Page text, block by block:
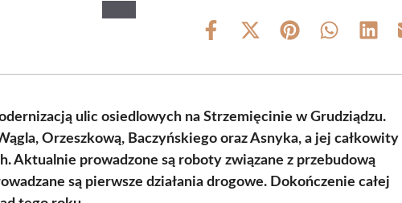
Share
Share
(Twitter)
Share Share Share
ulic osiedlowych na Strzemięcinie w Grudziądzu.
Orzeszkową, Baczyńskiego oraz Asnyka, a jej całkowity
Aktualnie prowadzone są roboty związane z przebudową
są pierwsze działania drogowe. Dokończenie całej